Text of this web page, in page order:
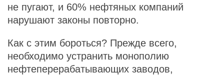
не пугают, и 60% нефтяных компаний
нарушают законы повторно.
Как с этим бороться? Прежде всего,
необходимо устранить монополию
нефтеперерабатывающих заводов,